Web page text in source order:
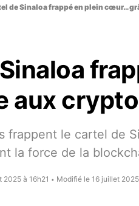
de Sinaloa frappé en plein cœur…
aux crypto
frappent le cartel de
la force de la
2025 à 16h21 • Modifié le 16 juillet